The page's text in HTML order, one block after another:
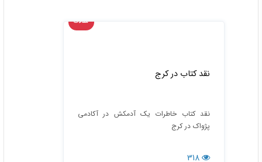
مقالات
نقد کتاب در کرج
نقد کتاب خاطرات یک آدمکش در آکادمی
پژواک در کرج